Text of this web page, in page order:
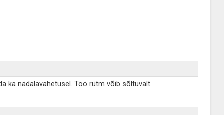
ka nädalavahetusel. Töö rütm võib sõltuvalt